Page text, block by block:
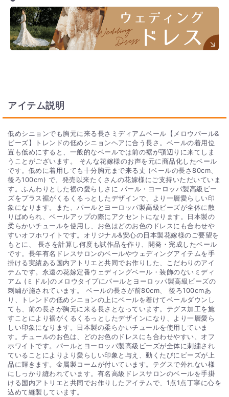
アイテム説明
低めシニョンでも胸元に来る長さミディアムベール【メロウパール&
ビーズ】トレンドの低めシニョンヘアに合う長さ。ベールの着用位
置も低めにすると、一般的なベールでは前の裾が顎辺りに来てしま
うことがございます。 そんな花嫁様のお声を元に商品化したベール
です。低めに着用しても十分胸元まで来る丈 (ベールの長さ80cm、
後ろ100cm) で、発売以来たくさんの花嫁様にご支持いただいていま
す。ふんわりとした裾の愛らしさに パール・ヨーロッパ製高級ビー
ズをプラス裾がくるくるっとしたデザインで、より一層愛らしい印
象になります。また、パールとヨーロッパ製高級ビーズが全体に散
りばめられ、ベールアップの際にアクセントになります。日本製の
柔らかいチュールを使用し、お色はどのお色のドレスにも合わせや
すいオフホワイトです。オリジナル&安心の日本製花嫁様のご要望を
もとに、 長さを計算し何度も試作品を作り、開発・完成したベール
です。長年有名ドレスサロンのベールやウェディングアイテムを手
掛ける実績ある国内アトリエと共同でお作りした、こだわりのアイ
テムです。永遠の花嫁定番ウェディングベール・装飾のないミディ
アム (ミドル)のメロウタイプにパールとヨーロッパ製高級ビーズの
刺繍が施されています。 ベールの長さが前80cm、 後ろ100cmあ
り、トレンドの低めシニョンの上にベールを着けてベールダウンし
ても、前の長さが胸元に来る長さとなっています。テグス加工を施
すことにより裾がくるくるっとしたデザインになり、より一層愛ら
しい印象になります。日本製の柔らかいチュールを使用していま
す。チュールのお色は、どのお色のドレスにも合わせやすい、オフ
ホワイトです。パールとヨーロッパ製高級ビーズが全体に刺繍され
ていることによりより愛らしい印象と与え、動くたびにビーズが上
品に輝きます。金属製コームが付いています。テグスで外れない様
にしっかり縫われています。有名高級ドレスサロンのベールを手掛
ける国内アトリエと共同でお作りしたアイテムで、1点1点丁寧に心を
込めて縫製しています。